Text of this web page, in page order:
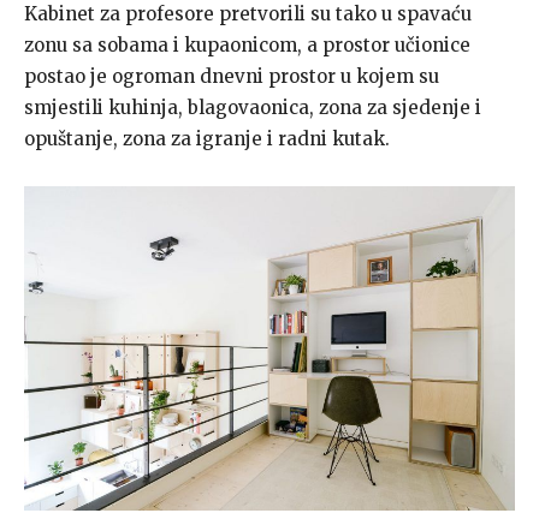
Kabinet za profesore pretvorili su tako u spavaću
zonu sa sobama i kupaonicom, a prostor učionice
postao je ogroman dnevni prostor u kojem su
smjestili kuhinja, blagovaonica, zona za sjedenje i
opuštanje, zona za igranje i radni kutak.